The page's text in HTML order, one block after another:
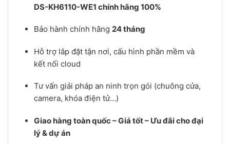
DS-KH6110-WE1 chính hãng 100%
Bảo hành chính hãng 24 tháng
Hỗ trợ lắp đặt tận nơi, cấu hình phần mềm và
kết nối cloud
Tư vấn giải pháp an ninh trọn gói (chuông cửa,
camera, khóa điện tử…)
Giao hàng toàn quốc – Giá tốt – Ưu đãi cho đại
lý & dự án